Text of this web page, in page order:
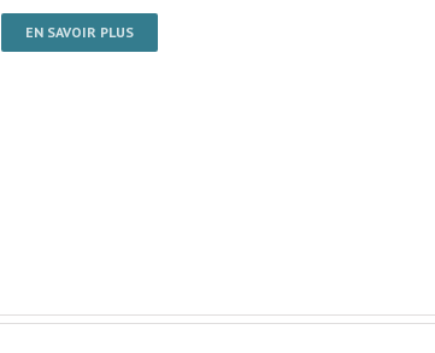
EN SAVOIR PLUS